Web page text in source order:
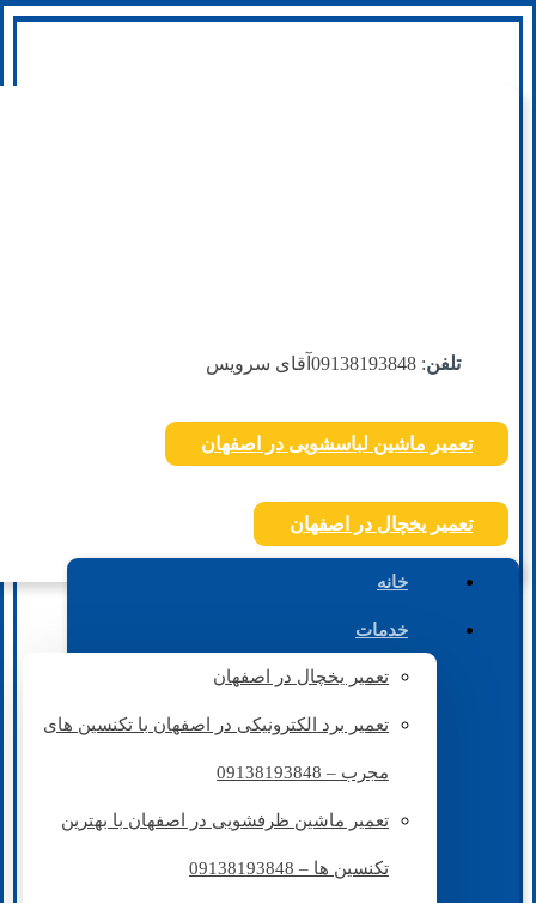
تلفن: 09138193848 آقای سرویس
تعمیر ماشین لباسشویی در اصفهان
تعمیر یخچال در اصفهان
خانه
خدمات
تعمیر یخچال در اصفهان
تعمیر برد الکترونیکی در اصفهان با تکنسین های
مجرب – 09138193848
تعمیر ماشین ظرفشویی در اصفهان با بهترین
تکنسین ها – 09138193848